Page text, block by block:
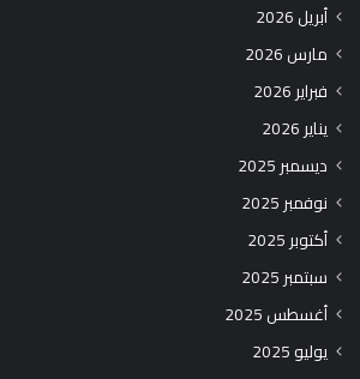
أبريل 2026
مارس 2026
فبراير 2026
يناير 2026
ديسمبر 2025
نوفمبر 2025
أكتوبر 2025
سبتمبر 2025
أغسطس 2025
يوليو 2025